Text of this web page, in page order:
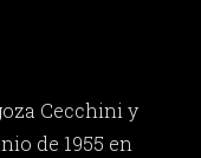
Cecchini y
de 1955 en